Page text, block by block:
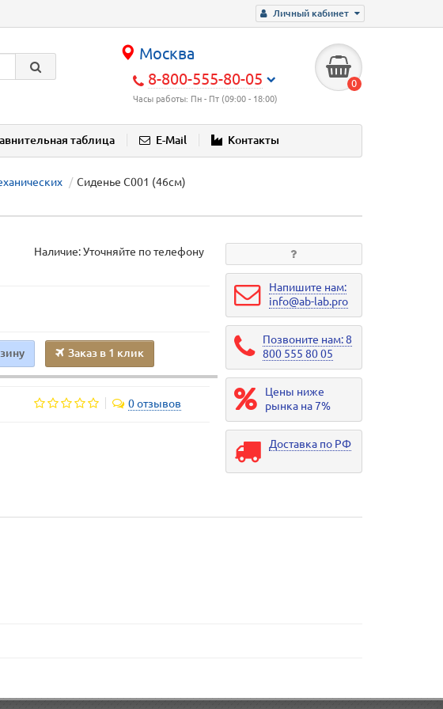
Личный кабинет
Москва
8-800-555-80-05
Часы работы: Пн - Пт (09:00 - 18:00)
0
таблица E-Mail Контакты
Сиденье C001 (46см)
Наличие: Уточняйте по телефону
Заказ в 1 клик
0 отзывов
Напишите нам:
info@ab-lab.pro
Позвоните нам: 8
800 555 80 05
Цены ниже
рынка на 7%
Доставка по РФ